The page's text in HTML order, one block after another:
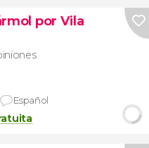
por Vila
Español